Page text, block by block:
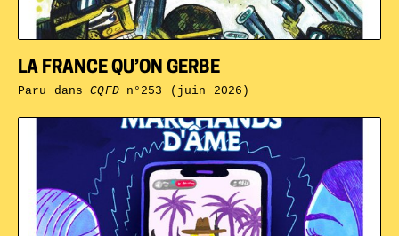
LA FRANCE QU’ON GERBE
Paru dansCQFDn°253 (juin 2026)